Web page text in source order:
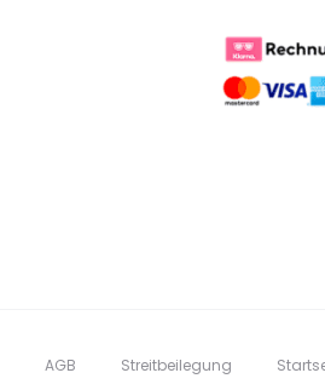
AGB Streitbeilegung